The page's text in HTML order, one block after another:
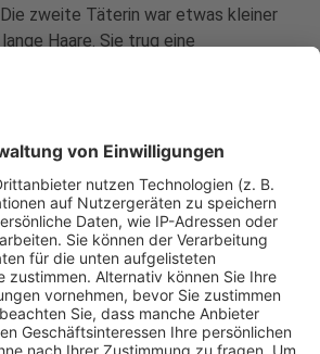
zweite Täterin war etwas kleiner
Haare. Sie trug eine
nimmt das
23 in Brühl unter Telefon 02233